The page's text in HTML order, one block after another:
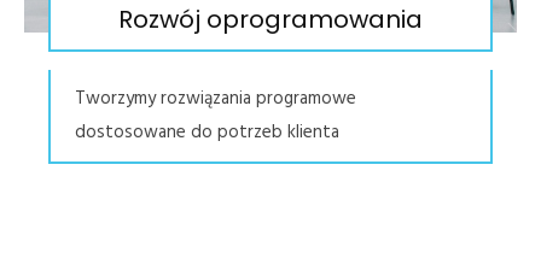
Rozwój oprogramowania
Tworzymy rozwiązania programowe
dostosowane do potrzeb klienta